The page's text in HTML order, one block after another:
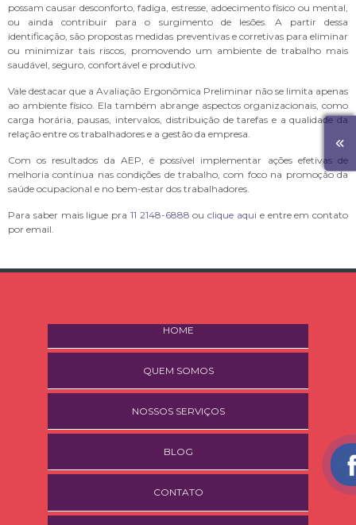
possam causar desconforto, fadiga, estresse, adoecimento físico ou mental,
ou ainda contribuir para o surgimento de lesões. A partir dessa
identificação, são propostas medidas preventivas e corretivas para eliminar
ou minimizar tais riscos, promovendo um ambiente de trabalho mais
saudável, seguro, confortável e produtivo.
Vale destacar que a Avaliação Ergonômica Preliminar não se limita apenas
ao ambiente físico. Ela também abrange aspectos organizacionais, como
carga horária, pausas, intervalos, distribuição de tarefas e a qualidade da
relação entre os trabalhadores e a gestão da empresa.
Com os resultados da AEP, é possível implementar ações efetivas de
melhoria contínua nas condições de trabalho, com foco na promoção da
saúde ocupacional e no bem-estar dos trabalhadores.
Para saber mais ligue pra 11 2148-6888 ouclique aqui e entre em contato
por email.
HOME
QUEM SOMOS
NOSSOS SERVIÇOS
BLOG
CONTATO